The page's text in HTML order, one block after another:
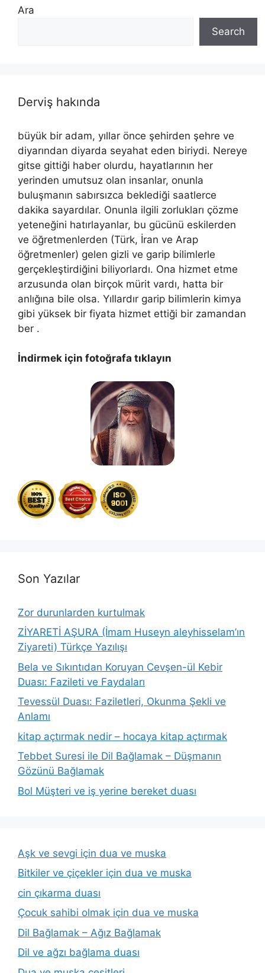
Ara
Search
Derviş hakında
büyük bir adam, yıllar önce şehirden şehre ve
diyarından diyarda seyahat eden biriydi. Nereye
gitse gittiği haber olurdu, hayatlarının her
yerinden umutsuz olan insanlar, onunla
buluşmanın sabırsızca beklediği saatlerce
dakika sayardılar. Onunla ilgili zorlukları çözme
yeteneğini hatırlayanlar, bu gücünü eskilerden
ve öğretmenlerden (Türk, İran ve Arap
öğretmenler) gelen gizli ve garip bilimlerle
gerçekleştirdiğini biliyorlardı. Ona hizmet etme
arzusunda olan birçok mürit vardı, hatta bir
anlığına bile olsa. Yıllardır garip bilimlerin kimya
gibi yüksek bir fiyata hizmet ettiği bir zamandan
ber .
İndirmek için fotoğrafa tıklayın
Son Yazılar
Zor durunlarden kurtulmak
ZİYARETİ AŞURA (İmam Huseyn aleyhisselam’ın
Ziyareti) Türkçe Yazılışı
Bela ve Sıkıntıdan Koruyan Cevşen-ül Kebir
Duası: Fazileti ve Faydaları
Tevessül Duası: Faziletleri, Okunma Şekli ve
Anlamı
kitap açtırmak nedir – hocaya kitap açtırmak
Tebbet Suresi ile Dil Bağlamak – Düşmanın
Gözünü Bağlamak
Bol Müşteri ve iş yerine bereket duası
Aşk ve sevgi için dua ve muska
Bitkiler ve çiçekler için dua ve muska
cin çıkarma duası
Çocuk sahibi olmak için dua ve muska
Dil Bağlamak – Ağız Bağlamak
Dil ve ağzı bağlama duası